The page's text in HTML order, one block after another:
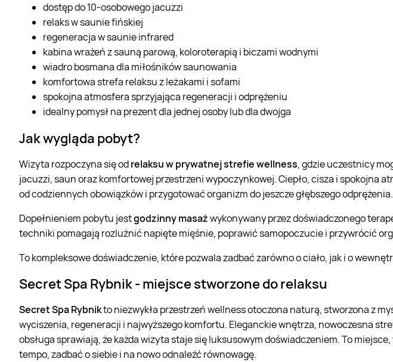
dostęp do 10-osobowego jacuzzi
relaks w saunie fińskiej
regeneracja w saunie infrared
kabina wrażeń z sauną parową, koloroterapią i biczami wodnymi
wiadro bosmana dla miłośników saunowania
komfortowa strefa relaksu z leżakami i sofami
spokojna atmosfera sprzyjająca regeneracji i odprężeniu
idealny pomysł na prezent dla jednej osoby lub dla dwojga
Jak wygląda pobyt?
Wizyta rozpoczyna się odrelaksu w prywatnej strefie wellness, gdzie uczestnicy
jacuzzi, saun oraz komfortowej przestrzeni wypoczynkowej. Ciepło, cisza i spokojna
od codziennych obowiązków i przygotować organizm do jeszcze głębszego odprężenia.
Dopełnieniem pobytu jestgodzinny masażwykonywany przez doświadczonego
techniki pomagają rozluźnić napięte mięśnie, poprawić samopoczucie i przywrócić
To kompleksowe doświadczenie, które pozwala zadbać zarówno o ciało, jak i o
Secret Spa Rybnik - miejsce stworzone do relaksu
Secret Spa Rybnikto niezwykła przestrzeń wellness otoczona naturą, stworzona z
wyciszenia, regeneracji i najwyższego komfortu. Eleganckie wnętrza, nowoczesna
obsługa sprawiają, że każda wizyta staje się luksusowym doświadczeniem. To
tempo, zadbać o siebie i na nowo odnaleźć równowagę.